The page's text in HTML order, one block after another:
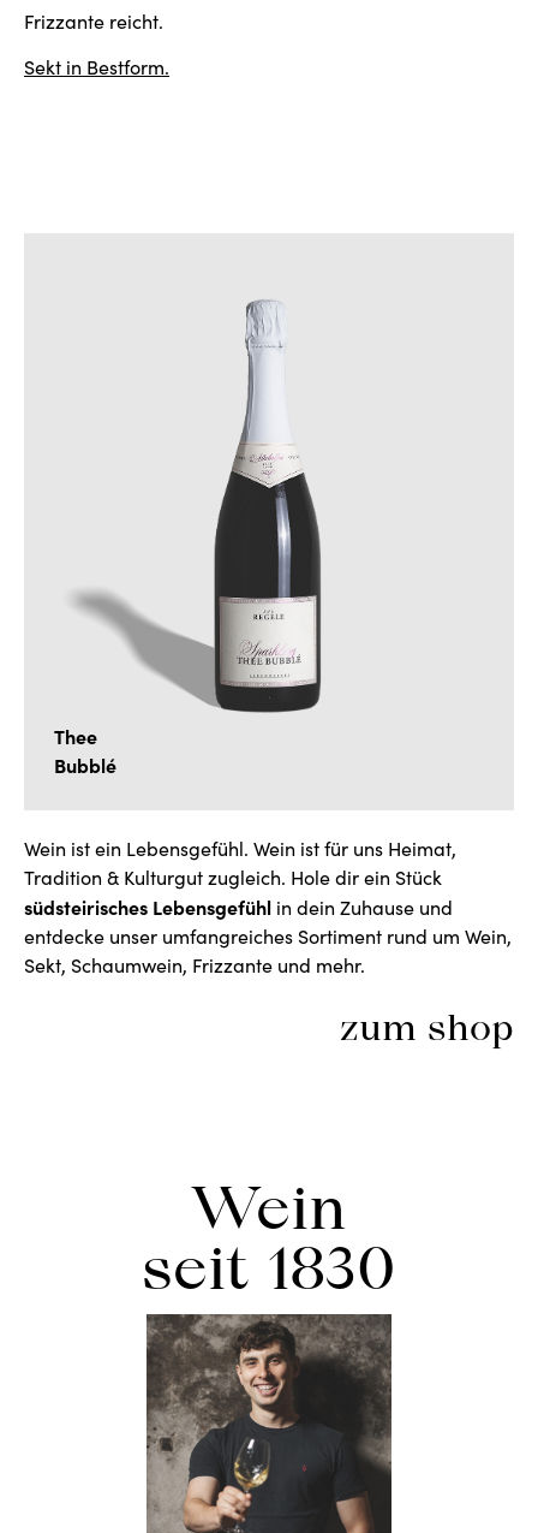
Frizzante reicht.
Sekt in Bestform.
Thee
Bubblé
Wein ist ein Lebensgefühl. Wein ist für uns Heimat,
Tradition & Kulturgut zugleich. Hole dir ein Stück
südsteirisches Lebensgefühl in dein Zuhause und
entdecke unser umfangreiches Sortiment rund um Wein,
Sekt, Schaumwein, Frizzante und mehr.
zum shop
Wein
seit 1830